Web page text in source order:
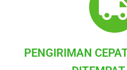
PENGIRIMAN